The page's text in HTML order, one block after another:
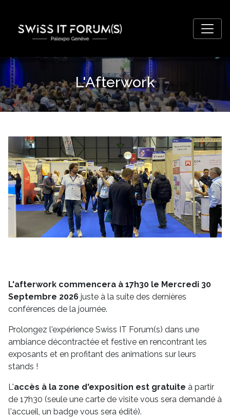
L'Afterwork
L'afterwork commencera à 17h30 le Mercredi 30
Septembre 2026 juste à la suite des dernières
conférences de la journée.
Prolongez l'expérience Swiss IT Forum(s) dans une
ambiance décontractée et festive en rencontrant les
exposants et en profitant des animations sur leurs
stands !
L'accès à la zone d'exposition est gratuite à partir
de 17h30 (seule une carte de visite vous sera demandé à
l'accueil, un badge vous sera édité).